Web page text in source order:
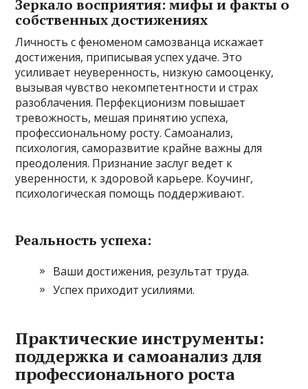
Зеркало восприятия: мифы и факты о
собственных достижениях
Личность с феноменом самозванца искажает
достижения, приписывая успех удаче. Это
усиливает неуверенность, низкую самооценку,
вызывая чувство некомпетентности и страх
разоблачения. Перфекционизм повышает
тревожность, мешая принятию успеха,
профессиональному росту. Самоанализ,
психология, саморазвитие крайне важны для
преодоления. Признание заслуг ведет к
уверенности, к здоровой карьере. Коучинг,
психологическая помощь поддерживают.
Реальность успеха:
Ваши достижения, результат труда.
Успех приходит усилиями.
Практические инструменты:
поддержка и самоанализ для
профессионального роста